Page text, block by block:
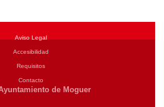
Aviso Legal
Accesibilidad
Requisitos
Contacto
de Moguer